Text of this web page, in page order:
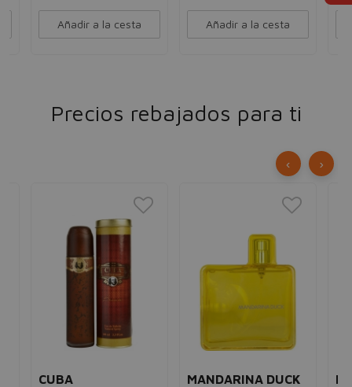
Añadir a la cesta Añadir a la cesta
Precios rebajados para ti
CUBA
MANDARINA DUCK
‹ ›